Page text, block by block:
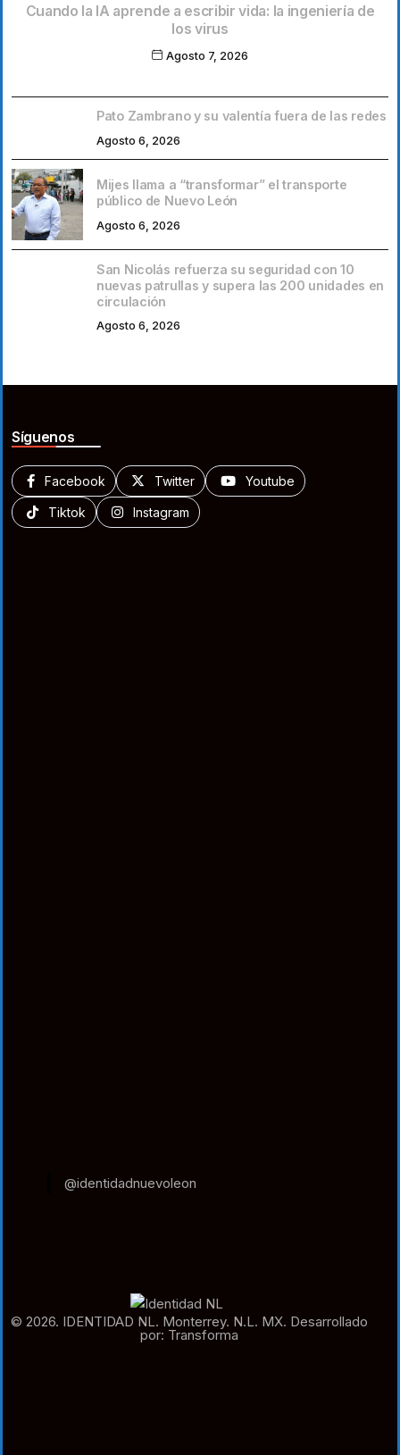
Cuando la IA aprende a escribir vida: la ingeniería de
los virus
Agosto 7, 2026
Pato Zambrano y su valentía fuera de las redes
Agosto 6, 2026
Mijes llama a “transformar” el transporte
público de Nuevo León
Agosto 6, 2026
San Nicolás refuerza su seguridad con 10
nuevas patrullas y supera las 200 unidades en
circulación
Agosto 6, 2026
Síguenos
Facebook Twitter Youtube
Tiktok Instagram
@identidadnuevoleon
© 2026. IDENTIDAD NL. Monterrey. N.L. MX. Desarrollado
por: Transforma